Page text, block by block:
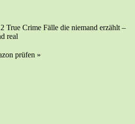
True Crime Fäl­le die nie­mand erzählt –
real
prü­fen »